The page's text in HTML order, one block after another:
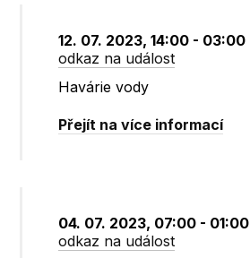
12. 07. 2023, 14:00 - 03:00
odkaz na událost
Havárie vody
Přejít na více informací
04. 07. 2023, 07:00 - 01:00
odkaz na událost